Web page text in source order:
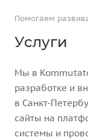
Помогаем
Услуги
Мы в
разработке и
в Санкт-
сайты на
системы и